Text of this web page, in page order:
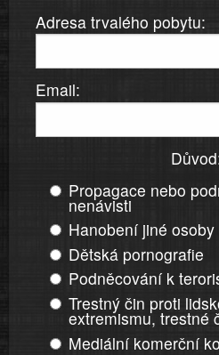
Adresa trvalého pobytu:
Email:
Propagace nebo
nenávisti
Hanobení jiné osoby
Dětská pornografie
Podněcování k
Trestný čin proti
extremismu, trestné
Mediální komerční